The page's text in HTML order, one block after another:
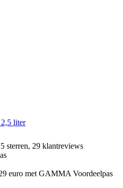
liter
sterren, 29 klantreviews
euro met GAMMA Voordeelpas